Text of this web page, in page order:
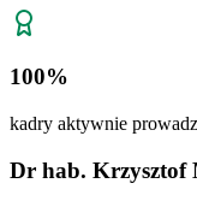
100%
kadry aktywnie
Dr hab. Krzysztof